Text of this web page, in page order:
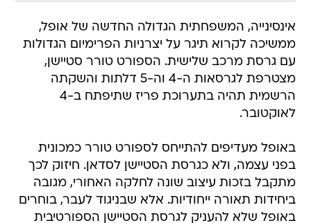
אינסינייה, המשפחתית הגדולה החדשה של אופל,
ממשיכה לקרוא תיגר על יצרניות הפרימיום הגדולות
עם גרסת מרכב שלישית. הספורט טורר סטיישן,
מצטרפת לגרסאות ה-4 וה-5 דלתות והשקתה
הרשמית תהיה בתערוכת פריז שתיפתח ב-4
לאוקטובר.
באופל מעדיפים להתייחס לספורט טורר כמכונית
בפני עצמה, ולא כגרסת הסטיישן לסדאן. חיזוק לכך
מתקבל בזכות עיצוב שונה לחלקה האחורי, מגובה
ביחידות תאורה ייחודיות. אלא שבניגוד לעבר, בוחרים
באופל שלא להעניק לגרסת הסטיישן הספורטיבית